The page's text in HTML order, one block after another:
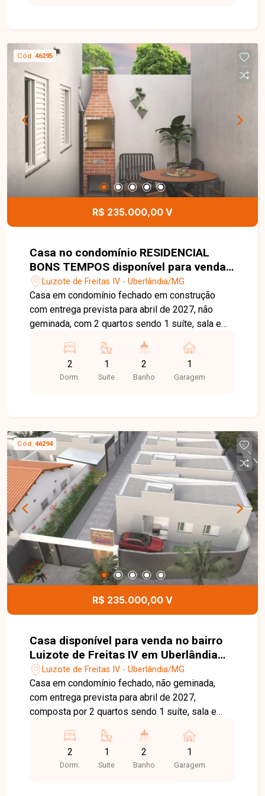
Cód. 46295
R$ 235.000,00 V
Casa no condomínio RESIDENCIAL
BONS TEMPOS disponível para venda
em Uberlândia-MG
Luizote de Freitas IV - Uberlândia/MG
Casa em condomínio fechado em construção
com entrega prevista para abril de 2027, não
geminada, com 2 quartos sendo 1 suíte, sala e
revestimento em porcelanato em todas as
paredes, piso em porcelanato retificado, área de
lazer privativa com churrasqueira, portão
2
Dorm.
1
Suite
2
Banho
1
Garagem
Cód. 46294
R$ 235.000,00 V
Casa disponível para venda no bairro
Luizote de Freitas IV em Uberlândia
MGLuizote de Freitas IV - Uberlândia/MG
Casa em condomínio fechado, não geminada,
com entrega prevista para abril de 2027,
composta por 2 quartos sendo 1 suíte, sala e
totalmente revestidos em porcelanato, piso em
porcelanato retificado, área de lazer privativa com
churrasqueira, estacionamento para até 2
2
Dorm.
1
Suite
2
Banho
1
Garagem